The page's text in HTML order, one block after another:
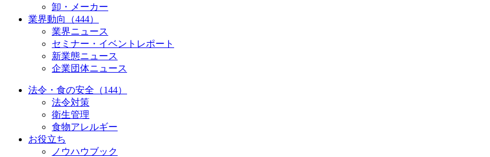
卸・メーカー
業界動向（444）
業界ニュース
セミナー・イベントレポート
新業態ニュース
企業団体ニュース
法令・食の安全（144）
法令対策
衛生管理
食物アレルギー
お役立ち
ノウハウブック